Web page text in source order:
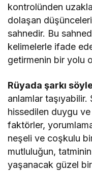
kontrolünden
dolaşan
sahnedir. Bu
kelimelerle ifade
getirmenin bir yolu
Rüyada şarkı
anlamlar taşıyabilir.
hissedilen duygu
faktörler,
neşeli ve coşkulu
mutluluğun,
yaşanacak güzel